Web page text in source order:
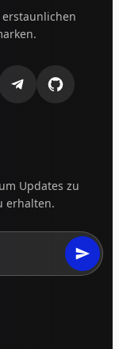
erstaunlichen
Updates zu
erhalten.